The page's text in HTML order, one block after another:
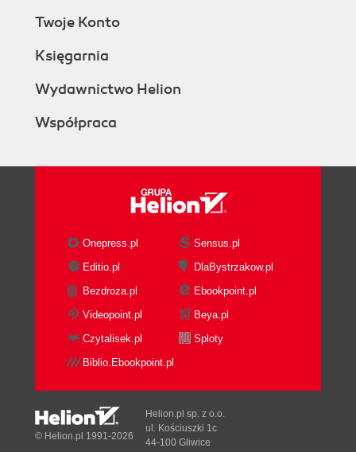
Twoje Konto
Księgarnia
Wydawnictwo Helion
Współpraca
Onepress.pl
Sensus.pl
Editio.pl
DlaBystrzakow.pl
Bezdroza.pl
Ebookpoint.pl
Videopoint.pl
Beya.pl
Czytalisek.pl
Sploty
Biblio.Ebookpoint.pl
© Helion.pl 1991-2026
Helion.pl sp. z o.o.
ul. Kościuszki 1c
44-100 Gliwice